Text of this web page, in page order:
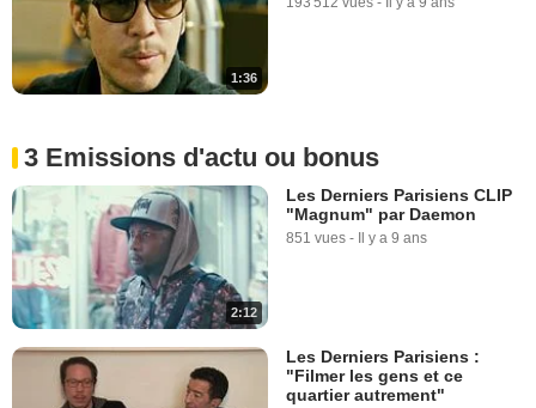
1:36
3 Emissions d'actu ou bonus
2:12
Les Derniers Parisiens CLIP
"Magnum" par Daemon
851 vues - Il y a 9 ans
Les Derniers Parisiens :
"Filmer les gens et ce
quartier autrement"